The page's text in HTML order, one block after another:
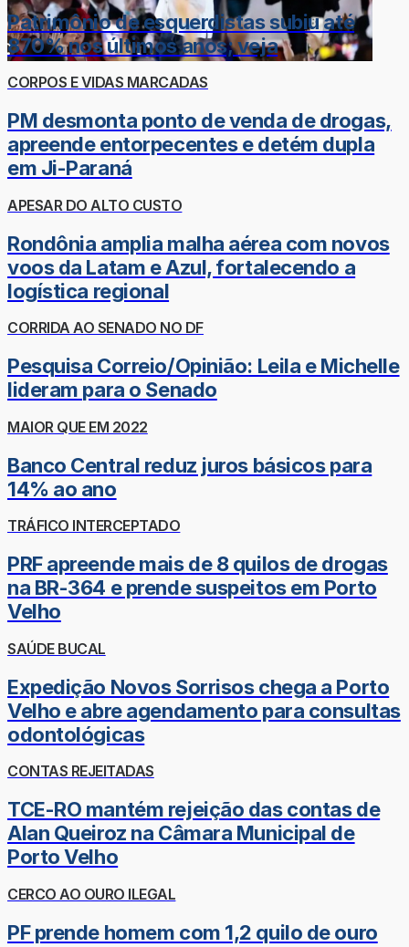
Patrimônio de esquerdistas subiu até
870% nos últimos anos; veja
CORPOS E VIDAS MARCADAS
PM desmonta ponto de venda de drogas,
apreende entorpecentes e detém dupla
em Ji-Paraná
APESAR DO ALTO CUSTO
Rondônia amplia malha aérea com novos
voos da Latam e Azul, fortalecendo a
logística regional
CORRIDA AO SENADO NO DF
Pesquisa Correio/Opinião: Leila e Michelle
lideram para o Senado
MAIOR QUE EM 2022
Banco Central reduz juros básicos para
14% ao ano
TRÁFICO INTERCEPTADO
PRF apreende mais de 8 quilos de drogas
na BR-364 e prende suspeitos em Porto
Velho
SAÚDE BUCAL
Expedição Novos Sorrisos chega a Porto
Velho e abre agendamento para consultas
odontológicas
CONTAS REJEITADAS
TCE-RO mantém rejeição das contas de
Alan Queiroz na Câmara Municipal de
Porto Velho
CERCO AO OURO ILEGAL
PF prende homem com 1,2 quilo de ouro